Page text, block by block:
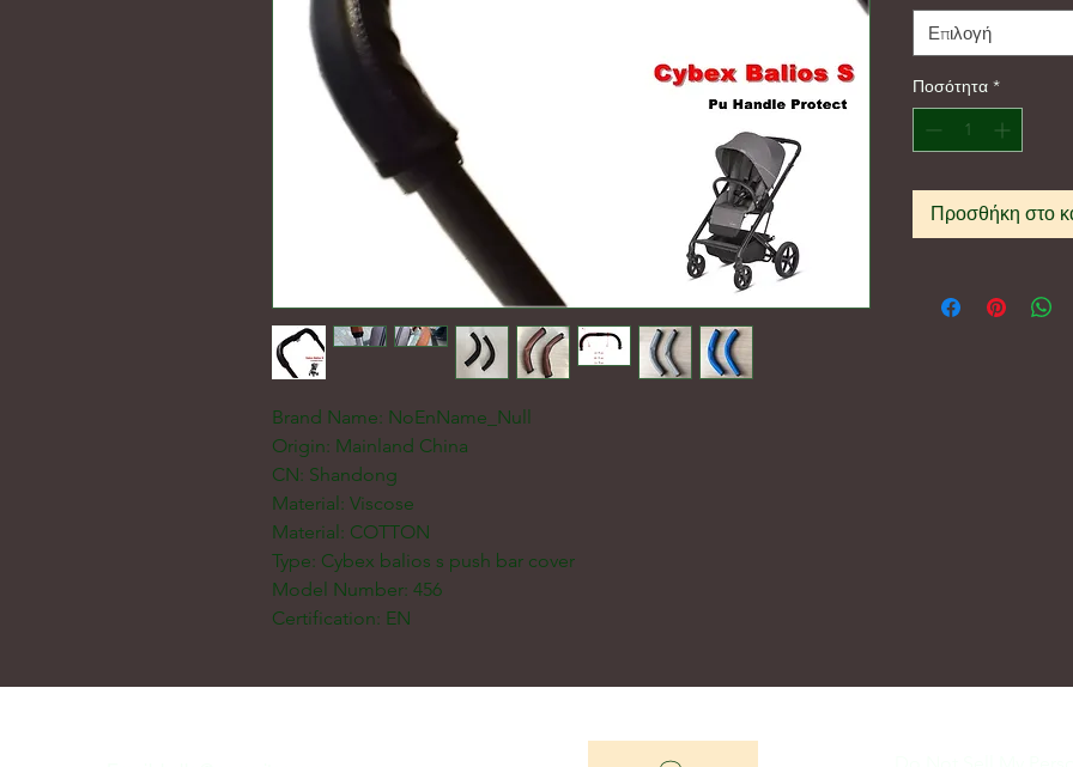
Brand Name: NoEnName_Null
Origin: Mainland China
CN: Shandong
Material: Viscose
Material: COTTON
Type: Cybex balios s push bar cover
Model Number: 456
Certification: EN
Επιλογή
Ποσότητα *
Προσθήκη στο